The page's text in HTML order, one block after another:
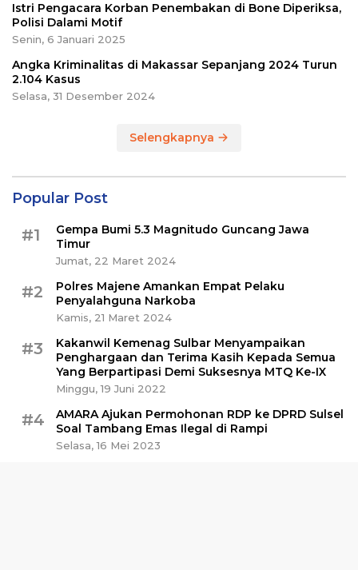
Istri Pengacara Korban Penembakan di Bone Diperiksa,
Polisi Dalami Motif
Senin, 6 Januari 2025
Angka Kriminalitas di Makassar Sepanjang 2024 Turun
2.104 Kasus
Selasa, 31 Desember 2024
Selengkapnya
Popular Post
#1
Gempa Bumi 5.3 Magnitudo Guncang Jawa
Timur
Jumat, 22 Maret 2024
#2
Polres Majene Amankan Empat Pelaku
Penyalahguna Narkoba
Kamis, 21 Maret 2024
#3
Kakanwil Kemenag Sulbar Menyampaikan
Penghargaan dan Terima Kasih Kepada Semua
Yang Berpartipasi Demi Suksesnya MTQ Ke-IX
Minggu, 19 Juni 2022
#4
AMARA Ajukan Permohonan RDP ke DPRD Sulsel
Soal Tambang Emas Ilegal di Rampi
Selasa, 16 Mei 2023